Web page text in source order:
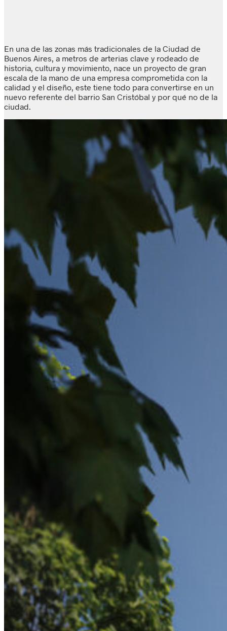
En una de las zonas más tradicionales de la Ciudad de
Buenos Aires, a metros de arterias clave y rodeado de
historia, cultura y movimiento, nace un proyecto de gran
escala de la mano de una empresa comprometida con la
calidad y el diseño, este tiene todo para convertirse en un
nuevo referente del barrio San Cristóbal y por qué no de la
ciudad.